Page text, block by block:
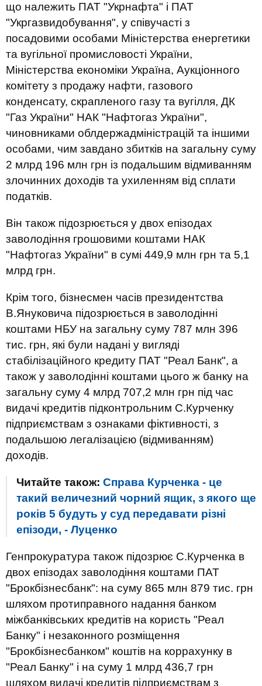
що належить ПАТ "Укрнафта" і ПАТ
"Укргазвидобування", у співучасті з
посадовими особами Міністерства енергетики
та вугільної промисловості України,
Міністерства економіки Україна, Аукціонного
комітету з продажу нафти, газового
конденсату, скрапленого газу та вугілля, ДК
"Газ України" НАК "Нафтогаз України",
чиновниками облдержадміністрацій та іншими
особами, чим завдано збитків на загальну суму
2 млрд 196 млн грн із подальшим відмиванням
злочинних доходів та ухиленням від сплати
податків.
Він також підозрюється у двох епізодах
заволодіння грошовими коштами НАК
"Нафтогаз України" в сумі 449,9 млн грн та 5,1
млрд грн.
Крім того, бізнесмен часів президентства
В.Януковича підозрюється в заволодінні
коштами НБУ на загальну суму 787 млн ​​396
тис. грн, які були надані у вигляді
стабілізаційного кредиту ПАТ "Реал Банк", а
також у заволодінні коштами цього ж банку на
загальну суму 4 млрд 707,2 млн грн під час
видачі кредитів підконтрольним С.Курченку
підприємствам з ознаками фіктивності, з
подальшою легалізацією (відмиванням)
доходів.
Читайте також: Справа Курченка - це
такий величезний чорний ящик, з якого ще
років 5 будуть у суд передавати різні
епізоди, - Луценко
Генпрокуратура також підозрює С.Курченка в
двох епізодах заволодіння коштами ПАТ
"Брокбізнесбанк": на суму 865 млн 879 тис. грн
шляхом протиправного надання банком
міжбанківських кредитів на користь "Реал
Банку" і незаконного розміщення
"Брокбізнесбанком" коштів на коррахунку в
"Реал Банку" і на суму 1 млрд 436,7 грн
шляхом видачі кредитів підприємствам з